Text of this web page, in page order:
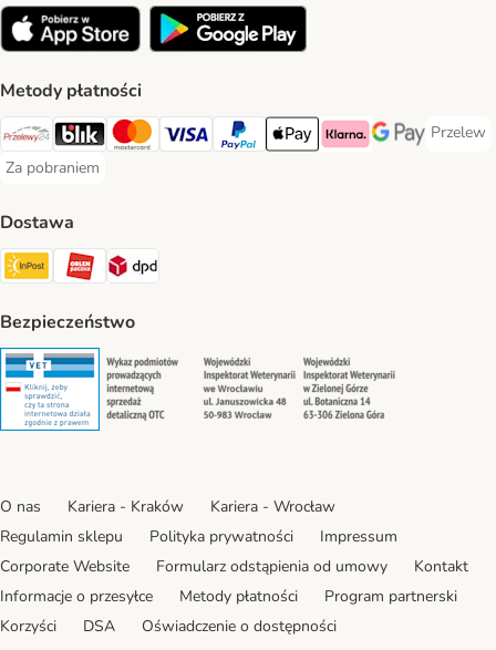
Metody płatności
Przelewy24 Payment Method
Blik Payment Method
MasterCard Payment Method
Visa Payment Method
PayPal Payment Method
Apple Pay Payment Method
Klarna Payment Method
Google Pay
Przelew
Przelew
Za pobraniem
Za pobraniem Payment Method
Dostawa
Paczkomat® Shipping Method
ORLEN Paczka Shipping Method
DPD Shipping Method
Bezpieczeństwo
Security Security Security
O nas Kariera - Kraków
Kariera - Wrocław
Regulamin sklepu
Polityka prywatności
Impressum
Corporate Website
Formularz odstąpienia od umowy
Kontakt
Informacje o przesyłce
Metody płatności
Program partnerski
Korzyści
DSA Oświadczenie o dostępności